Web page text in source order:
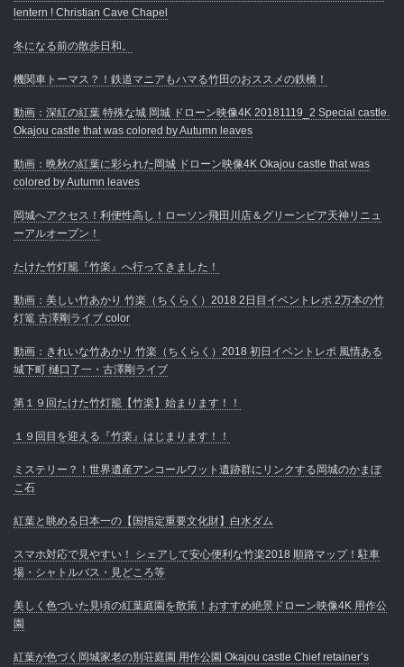
lentern ! Christian Cave Chapel
冬になる前の散歩日和。
機関車トーマス？！鉄道マニアもハマる竹田のおススメの鉄橋！
動画：深紅の紅葉 特殊な城 岡城 ドローン映像4K 20181119_2 Special castle.
Okajou castle that was colored by Autumn leaves
動画：晩秋の紅葉に彩られた岡城 ドローン映像4K Okajou castle that was
colored by Autumn leaves
岡城へアクセス！利便性高し！ローソン飛田川店＆グリーンピア天神リニュ
ーアルオープン！
たけた竹灯籠『竹楽』へ行ってきました！
動画：美しい竹あかり 竹楽（ちくらく）2018 2日目イベントレポ 2万本の竹
灯篭 古澤剛ライブ color
動画：きれいな竹あかり 竹楽（ちくらく）2018 初日イベントレポ 風情ある
城下町 樋口了一・古澤剛ライブ
第１９回たけた竹灯籠【竹楽】始まります！！
１９回目を迎える『竹楽』はじまります！！
ミステリー？！世界遺産アンコールワット遺跡群にリンクする岡城のかまぼ
こ石
紅葉と眺める日本一の【国指定重要文化財】白水ダム
スマホ対応で見やすい！ シェアして安心便利な竹楽2018 順路マップ！駐車
場・シャトルバス・見どころ等
美しく色づいた見頃の紅葉庭園を散策！おすすめ絶景ドローン映像4K 用作公
園
紅葉が色づく岡城家老の別荘庭園 用作公園 Okajou castle Chief retainer’s